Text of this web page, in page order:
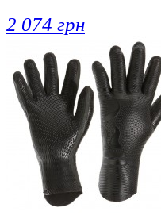
2 074 грн